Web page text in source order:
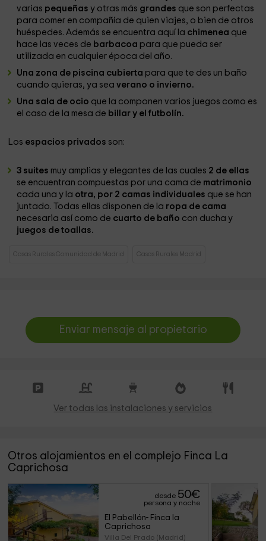
varias pequeñasy otras más grandes que son perfectas
para comer en compañía de quien viajes, o bien de otros
huéspedes. Además se encuentra aquí la chimenea que
hace las veces de barbacoa para que pueda ser
utilizada en cualquier época del año.
Una zona de piscina cubierta para que te des un baño
cuando quieras, ya seaverano o invierno.
Una sala de ocio que la componen varios juegos como es
el caso de la mesa de billar y el futbolín.
Los espacios privados son:
3 suites muy amplias y elegantes de las cuales 2 de ellas
se encuentran compuestas por una cama de matrimonio
cada una y la otra, por 2 camas individuales que se han
juntado. Todas ellas disponen de la ropa de cama
necesaria así como de cuarto de baño con ducha y
juegos de toallas.
Casas Rurales Comunidad de Madrid Casas Rurales Madrid
Enviar mensaje al propietario
Ver todas las instalaciones y servicios
Otros alojamientos en el complejo Finca La
Caprichosa
desde 50€
persona y noche
El Pabellón- Finca la
Caprichosa
Villa Del Prado (Madrid)